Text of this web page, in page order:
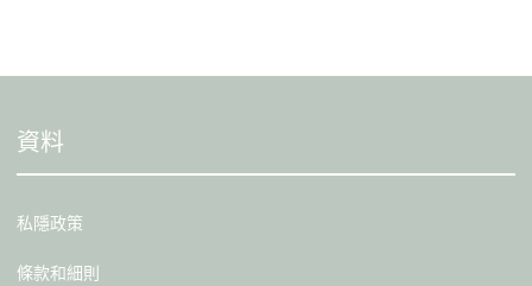
資料
私隱政策
條款和細則